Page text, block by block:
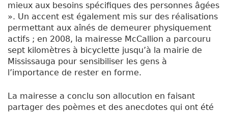
mieux aux besoins spécifiques des personnes âgées
». Un accent est également mis sur des réalisations
permettant aux aînés de demeurer physiquement
actifs ; en 2008, la mairesse McCallion a parcouru
sept kilomètres à bicyclette jusqu’à la mairie de
Mississauga pour sensibiliser les gens à
l’importance de rester en forme.
La mairesse a conclu son allocution en faisant
partager des poèmes et des anecdotes qui ont été